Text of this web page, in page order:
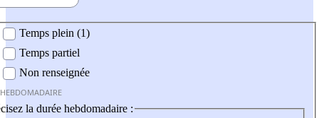
Temps plein (1)
Temps partiel
Non renseignée
la durée hebdomadaire :